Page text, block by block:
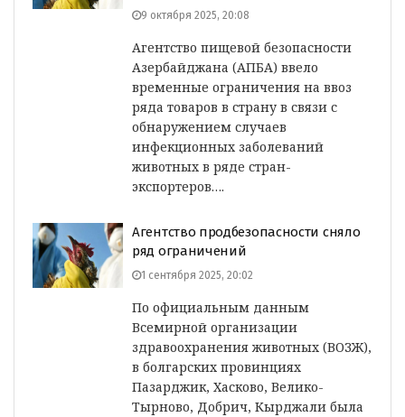
9 октября 2025, 20:08
Агентство пищевой безопасности
Азербайджана (АПБА) ввело
временные ограничения на ввоз
ряда товаров в страну в связи с
обнаружением случаев
инфекционных заболеваний
животных в ряде стран-
экспортеров….
Агентство продбезопасности сняло
ряд ограничений
1 сентября 2025, 20:02
По официальным данным
Всемирной организации
здравоохранения животных (ВОЗЖ),
в болгарских провинциях
Пазарджик, Хасково, Велико-
Тырново, Добрич, Кырджали была